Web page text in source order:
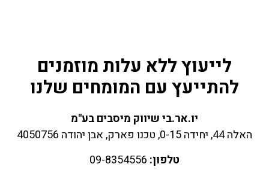
לייעוץ ללא עלות מוזמנים
להתייעץ עם המומחים שלנו
יו.אר.בי שיווק מיסבים בע"מ
האלה 44, יחידה 0-15, טכנו פארק, אבן יהודה 4050756
טלפון: